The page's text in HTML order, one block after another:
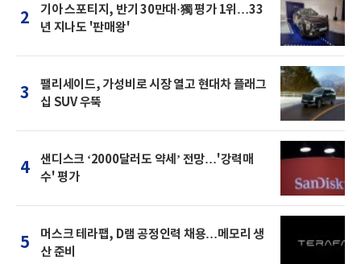
2
기아 스포티지, 반기 30만대·獨 평가 1위…33
년 지나도 '판매왕'
3
팰리세이드, 가성비로 시장 열고 현대차 플래그
십 SUV 우뚝
4
샌디스크 ‘2000달러도 약세’ 전망…'강력매
수' 평가
5
머스크 테라팹, D램 공정인력 채용…메모리 생
산 준비